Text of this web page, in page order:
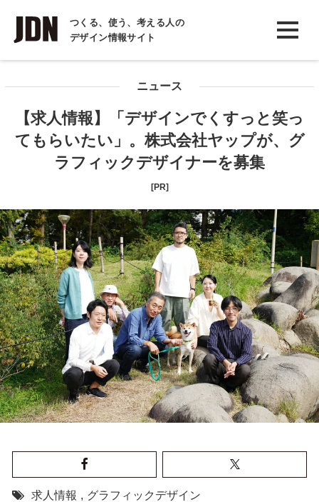
つくる、使う、考える人の
デザイン情報サイト
INTERVIEW
インタビュー
COLUMN
コラム
ニュース
【求人情報】「デザインでくすっと笑っ
てもらいたい」。株式会社ヤップが、グ
ラフィックデザイナーを募集
[PR]
求人情報 , グラフィックデザイン